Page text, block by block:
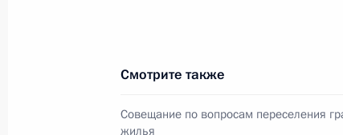
18 апреля 2013 года, четверг
Смотрите также
Совещание по вопросам переселения
жилья